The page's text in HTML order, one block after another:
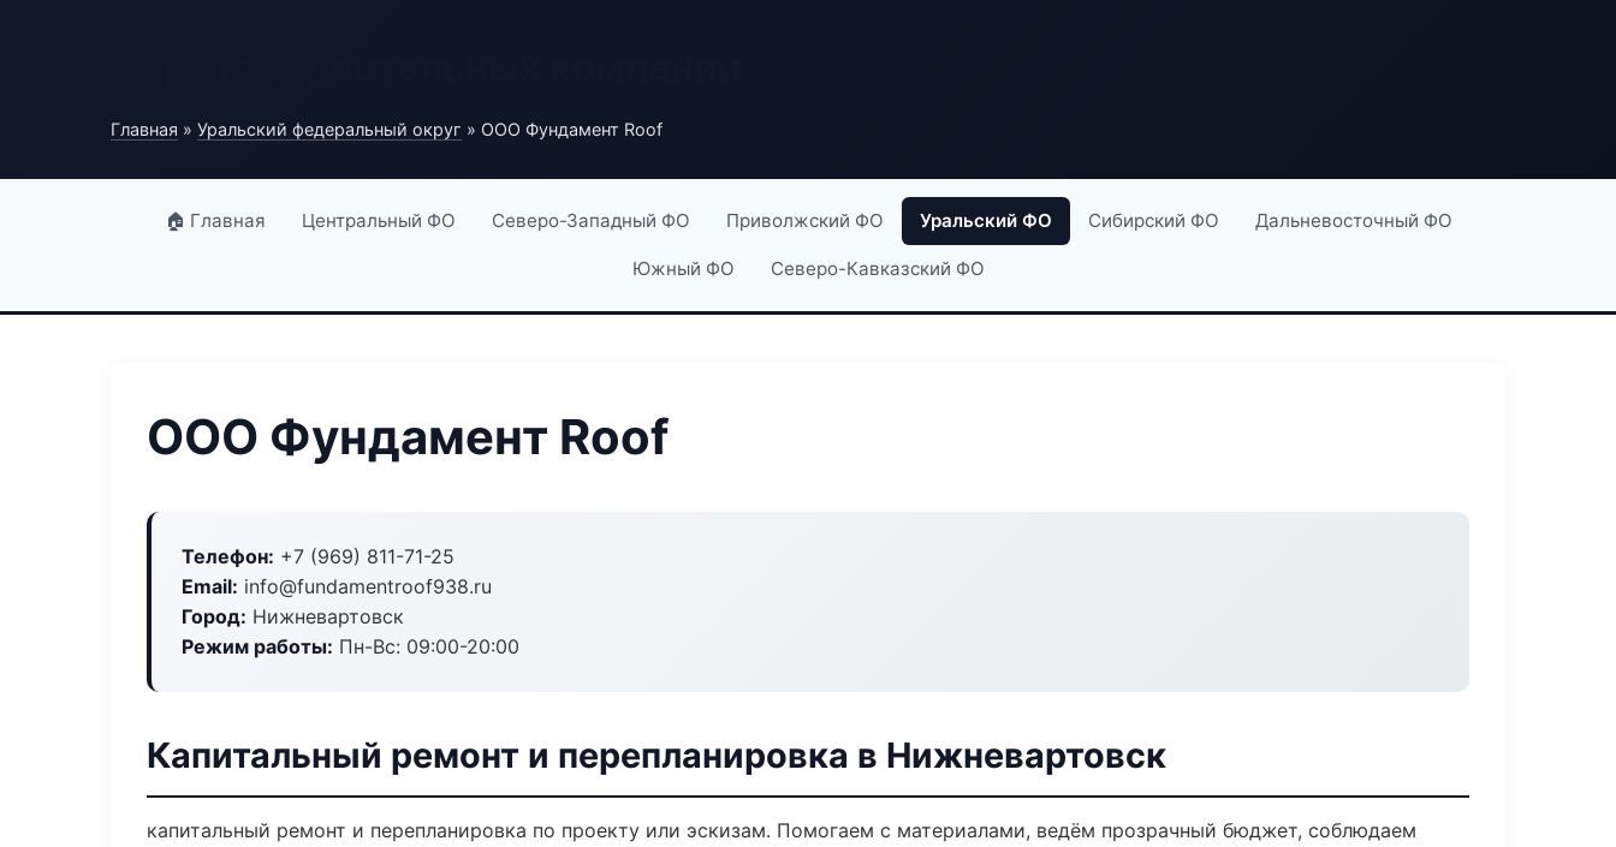
Главная » Уральский федеральный округ » ООО Фундамент Roof
🏠 Главная Центральный ФО Северо-Западный ФО Приволжский ФО Уральский ФО Сибирский ФО Дальневосточный ФО
Южный ФО Северо-Кавказский ФО
ООО Фундамент Roof
Телефон: +7 (969) 811-71-25
Email: info@fundamentroof938.ru
Город: Нижневартовск
Режим работы: Пн-Вс: 09:00-20:00
Капитальный ремонт и перепланировка в Нижневартовск
капитальный ремонт и перепланировка по проекту или эскизам. Помогаем с материалами, ведём прозрачный бюджет, соблюдаем